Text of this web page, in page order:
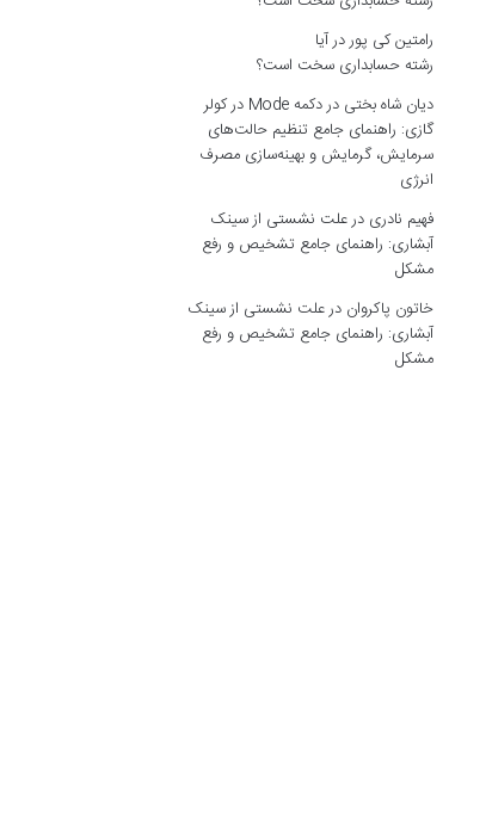
رامتین کی پوردرآیا
رشته حسابداری سخت است؟
دیان شاه بختی در
دکمه Mode در کولر
گازی: راهنمای جامع تنظیم حالت‌های
سرمایش، گرمایش و بهینه‌سازی مصرف
انرژی
فهیم نادری درعلت نشستی از سینک
آبشاری: راهنمای جامع تشخیص و رفع
مشکل
خاتون پاکروان درعلت نشستی از سینک
آبشاری: راهنمای جامع تشخیص و رفع
مشکل